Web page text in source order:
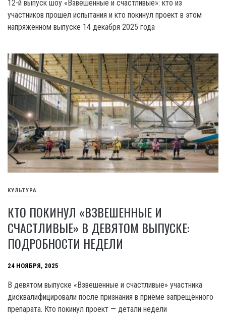
12-й выпуск шоу «Взвешенные и счастливые»: кто из
участников прошел испытания и кто покинул проект в этом
напряженном выпуске 14 декабря 2025 года
КУЛЬТУРА
КТО ПОКИНУЛ «ВЗВЕШЕННЫЕ И
СЧАСТЛИВЫЕ» В ДЕВЯТОМ ВЫПУСКЕ:
ПОДРОБНОСТИ НЕДЕЛИ
24 НОЯБРЯ, 2025
В девятом выпуске «Взвешенные и счастливые» участника
дисквалифицировали после признания в приёме запрещённого
препарата. Кто покинул проект — детали недели